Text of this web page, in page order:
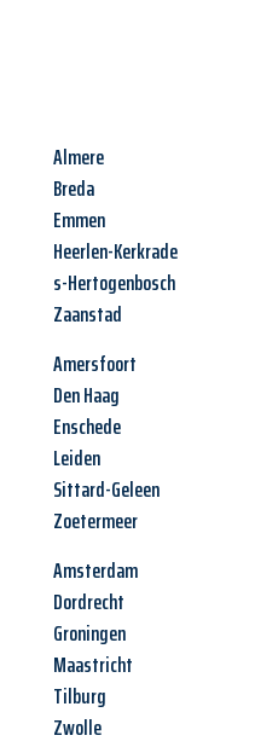
Almere
Breda
Emmen
Heerlen-Kerkrade
s-Hertogenbosch
Zaanstad
Amersfoort
Den Haag
Enschede
Leiden
Sittard-Geleen
Zoetermeer
Amsterdam
Dordrecht
Groningen
Maastricht
Tilburg
Zwolle